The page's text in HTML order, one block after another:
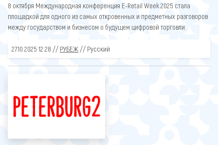
8 октября Международная конференция E-Retail Week 2025 стала
площадкой для одного из самых откровенных и предметных разговоров
между государством и бизнесом о будущем цифровой торговли.
27.10.2025 12:28 // РУБЕЖ // Русский